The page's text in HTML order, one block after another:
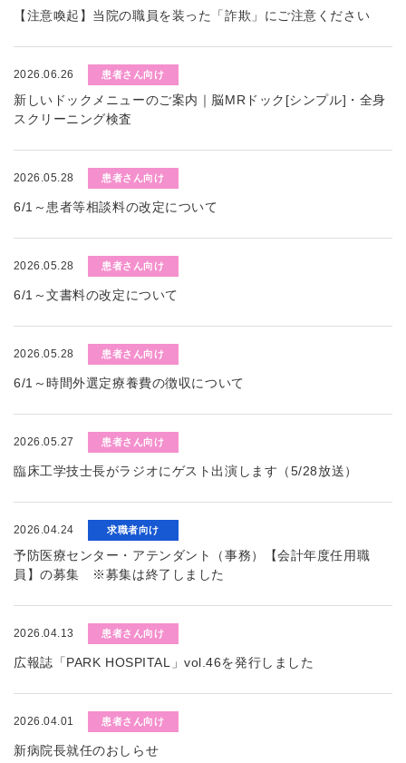
【注意喚起】当院の職員を装った「詐欺」にご注意ください
2026.06.26 患者さん向け
新しいドックメニューのご案内｜脳MRドック[シンプル]・全身
スクリーニング検査
2026.05.28 患者さん向け
6/1～患者等相談料の改定について
2026.05.28 患者さん向け
6/1～文書料の改定について
2026.05.28 患者さん向け
6/1～時間外選定療養費の徴収について
2026.05.27 患者さん向け
臨床工学技士長がラジオにゲスト出演します（5/28放送）
2026.04.24 求職者向け
予防医療センター・アテンダント（事務）【会計年度任用職
員】の募集 ※募集は終了しました
2026.04.13 患者さん向け
広報誌「PARK HOSPITAL」vol.46を発行しました
2026.04.01 患者さん向け
新病院長就任のおしらせ